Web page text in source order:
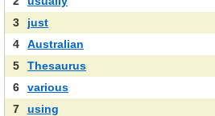
3
just
4
Australian
5
Thesaurus
6
various
7
using